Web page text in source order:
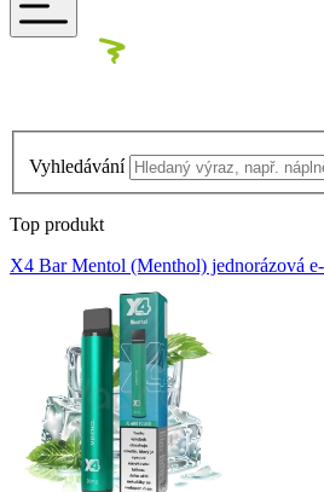
Vyhledávání
Top produkt
X4 Bar Mentol (Menthol) jednorázová